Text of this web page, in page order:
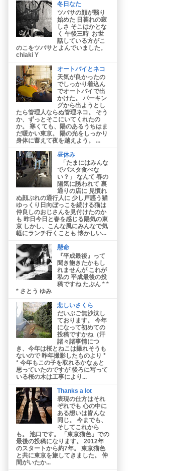
冬日なた
ツバサの顔が翳り
始めた 日暮れの寂
しさ そこはかとな
く 午後三時 お世
話している方がこ
のこをツバサとよんでいました。
chiaki Y
オートバイとネコ
天気が良かったの
でしっかり着込ん
でオートバイで出
かけた。 パーキン
グから出ようとし
たら管理人ならぬ管理ネコ。 そう
か、ずっとそこにいてくれたの
か。 寒くても、陽のあるうちはま
だ暖かい東京。 陽の光をしっかり
身体に蓄えて夜を越えよう。 ...
昼休み
「たまにはみんな
でパスタ食べな
い？」 なんて 春の
陽気に誘われて 裏
通りの店に 見慣れ
ぬ顔ぶれの通行人に 少し戸惑う猫
ゆっくり日向ぼっこを続ける猫は
仲良しのおじさんを見付けたのか
も 昨日今日と春を感じる陽気の東
京 しかし、こんな風にみんなで気
軽にランチ行くことも 懐かしい...
懸命
『平成最後』って
聞き飽きたかもし
れませんが これが
私の 平成最後の投
稿ですね たぶん * *
* さとう ゆみ
悲しいさくら
だいぶご無沙汰し
ております。 今年
になって初めての
投稿ですかね（汗
諸々諸事情につ
き、今年は桜とねこは撮れそうも
ないので 昨年撮影したものより *
* 今年もこの子を取れるかなぁと
思っていたのですが 後ろに写って
いる桜の木は工事により...
Thanks a lot
表現の仕方はそれ
ぞれでも 心の中に
ある想いは皆んな
同じ。 今までも、
そしてこれから
も。 池口です。 「東京猫色」での
最後の投稿になります。 2012年
のスタートから約7年。 東京猫色
と共に東京を旅してきました。 仲
間がいたか...